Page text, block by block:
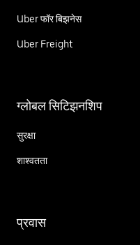
Uber फॉर बिझनेस
Uber Freight
ग्लोबल सिटिझनशिप
सुरक्षा
शाश्वतता
प्रवास